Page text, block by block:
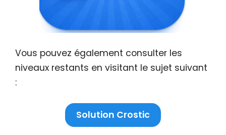
Vous pouvez également consulter les
niveaux restants en visitant le sujet suivant
:
Solution Crostic